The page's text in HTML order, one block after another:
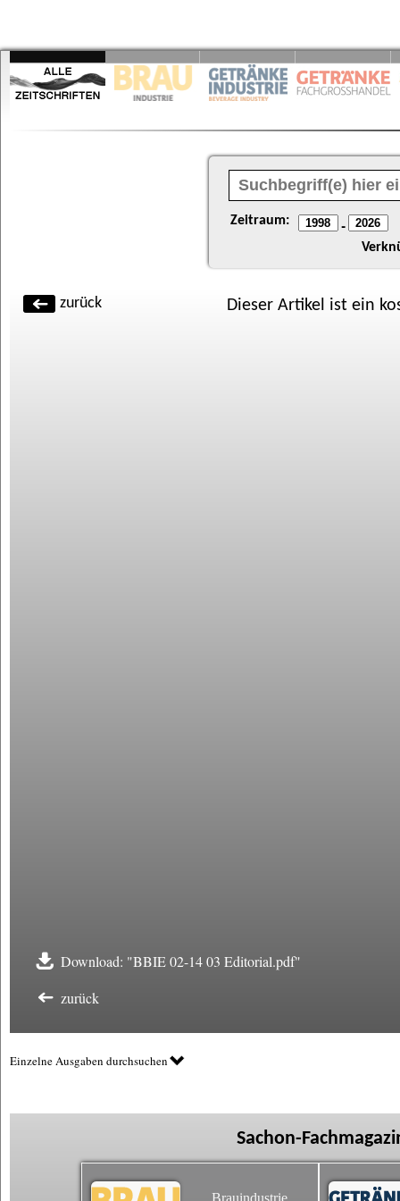
Zeitraum: -
zurück Dieser Artikel ist ein
Download: "BBIE 02-14 03 Editorial.pdf"
zurück
Einzelne Ausgaben durchsuchen
Sachon-
Brauindustrie